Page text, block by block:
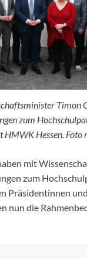
Timon
zum
HMWK Hessen. Foto
mit
zum
Präsidentinnen
nun die